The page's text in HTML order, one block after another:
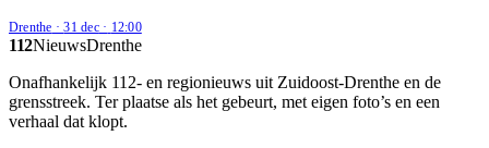
Drenthe ·31 dec· 12:00
112NieuwsDrenthe
Onafhankelijk 112- en regionieuws uit Zuidoost-Drenthe en de
grensstreek. Ter plaatse als het gebeurt, met eigen foto’s en een
verhaal dat klopt.